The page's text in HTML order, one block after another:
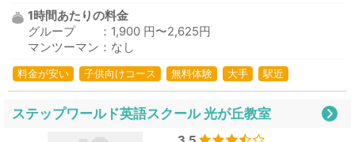
1時間あたりの料金
グループ ：1,900 円〜2,625円
マンツーマン：なし
料金が安い 子供向けコース 無料体験 大手 駅近
ステップワールド英語スクール 光が丘教室